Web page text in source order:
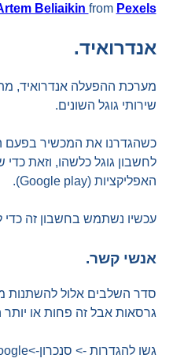
Beliaikin from Pexels
אנדרואיד.
מערכת ההפעלה אנדרואיד,
שירותי גוגל השונים.
כשהגדרנו את המכשיר בפעם
לחשבון גוגל כלשהו, וזאת כדי
האפליקציות (Google play).
עכשיו נשתמש בחשבון זה
אנשי קשר.
סדר השלבים אלול להשתנות
גרסאות אבל זה פחות או יותר